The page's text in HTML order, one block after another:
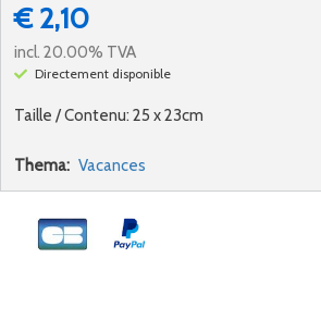
Taille / Contenu: 25 x 23cm
€ 2,10
incl. 20.00% TVA
Directement disponible
Thema: Vacances